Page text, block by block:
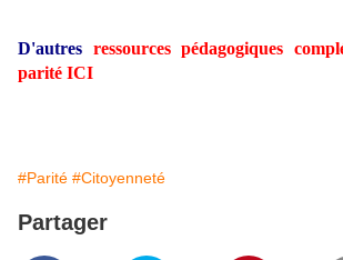
D'autres ressources pédagogiques
parité ICI
#Parité #Citoyenneté
Partager